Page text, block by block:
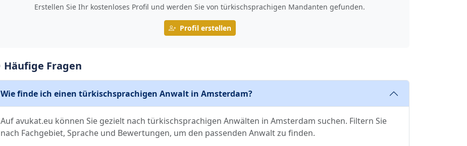
Erstellen Sie Ihr kostenloses Profil und werden Sie von türkischsprachigen Mandanten gefunden.
Profil erstellen
Häufige Fragen
Wie finde ich einen türkischsprachigen Anwalt in Amsterdam?
Auf avukat.eu können Sie gezielt nach türkischsprachigen Anwälten in Amsterdam suchen. Filtern Sie
nach Fachgebiet, Sprache und Bewertungen, um den passenden Anwalt zu finden.